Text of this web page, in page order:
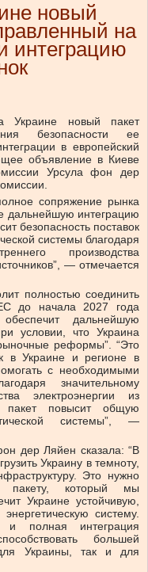
новый
на
интеграцию
Украине новый пакет
безопасности ее
в европейский
объявление в Киеве
Урсула фон дер
сопряжение рынка
дальнейшую интеграцию
безопасность поставок
системы благодаря
производства
— отмечается
полностью соединить
до начала 2027 года
дальнейшую
условии, что Украина
реформы”. “Это
в Украине и регионе в
с необходимыми
значительному
электроэнергии из
пакет повысит общую
системы”, —
дер Ляйен сказала: “В
Украину в темноту,
Это нужно
пакету, который мы
Украине устойчивую,
систему.
и полная интеграция
большей
для Украины, так и для